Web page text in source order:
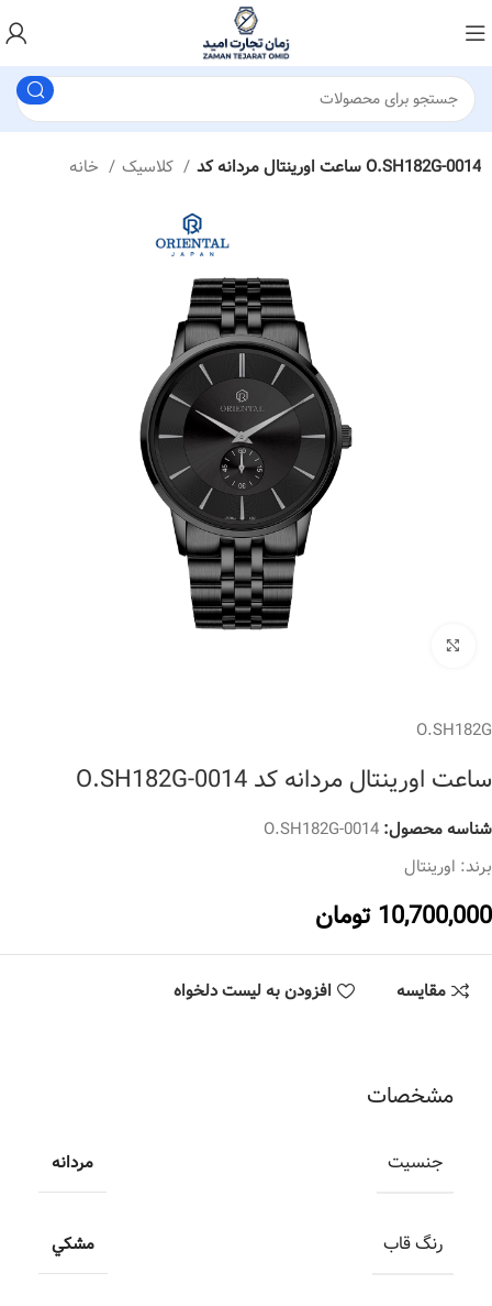
کلاسیک ساعت اورینتال مردانه کد O.SH182G-0014
O.SH182G
ساعت اورینتال مردانه کد O.SH182G-0014
شناسه محصول:O.SH182G-0014
برند: اورینتال
10,700,000 تومان
مقایسه افزودن به لیست دلخواه
مشخصات
جنسیت مردانه
رنگ قاب مشکي